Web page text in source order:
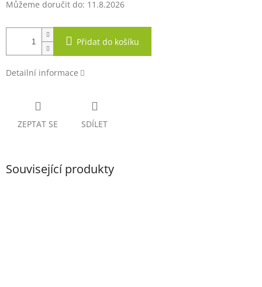
Můžeme doručit do: 11.8.2026
Přidat do košíku
Detailní informace
ZEPTAT SE SDÍLET
Související produkty